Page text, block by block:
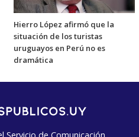
Hierro López afirmó que la
situación de los turistas
uruguayos en Perú no es
dramática